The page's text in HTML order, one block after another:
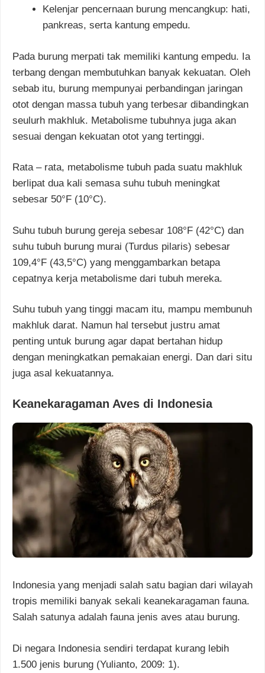
Kelenjar pencernaan burung mencangkup: hati,
pankreas, serta kantung empedu.
Pada burung merpati tak memiliki kantung empedu. Ia
terbang dengan membutuhkan banyak kekuatan. Oleh
sebab itu, burung mempunyai perbandingan jaringan
otot dengan massa tubuh yang terbesar dibandingkan
seulurh makhluk. Metabolisme tubuhnya juga akan
sesuai dengan kekuatan otot yang tertinggi.
Rata – rata, metabolisme tubuh pada suatu makhluk
berlipat dua kali semasa suhu tubuh meningkat
sebesar 50°F (10°C).
Suhu tubuh burung gereja sebesar 108°F (42°C) dan
suhu tubuh burung murai (Turdus pilaris) sebesar
109,4°F (43,5°C) yang menggambarkan betapa
cepatnya kerja metabolisme dari tubuh mereka.
Suhu tubuh yang tinggi macam itu, mampu membunuh
makhluk darat. Namun hal tersebut justru amat
penting untuk burung agar dapat bertahan hidup
dengan meningkatkan pemakaian energi. Dan dari situ
juga asal kekuatannya.
Keanekaragaman Aves di Indonesia
Indonesia yang menjadi salah satu bagian dari wilayah
tropis memiliki banyak sekali keanekaragaman fauna.
Salah satunya adalah fauna jenis aves atau burung.
Di negara Indonesia sendiri terdapat kurang lebih
1.500 jenis burung (Yulianto, 2009: 1).